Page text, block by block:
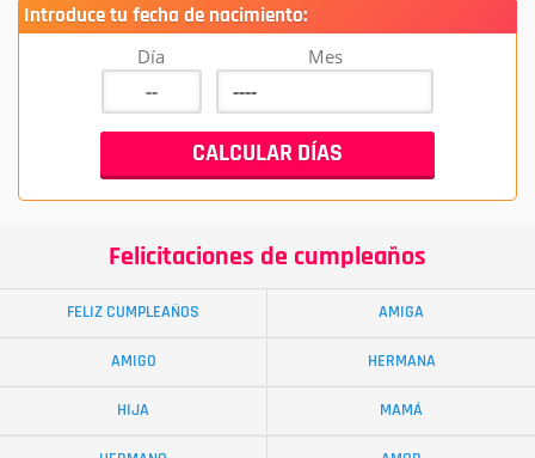
Introduce tu fecha de nacimiento:
Día Mes
Felicitaciones de cumpleaños
FELIZ CUMPLEAÑOS AMIGA
AMIGO HERMANA
HIJA MAMÁ